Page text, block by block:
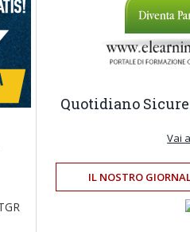
Quotidiano
Vai
IL NOSTRO